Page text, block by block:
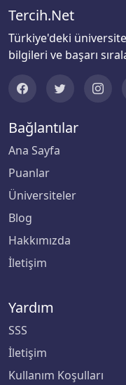
Biruni
Bitlis Eren
Boğaziçi
Bolu Abant İzzet
Burdur Mehmet
Bursa Teknik
Bursa Uludağ
Çağ Üniversitesi
Çanakkale
Çankırı
Tercih.Net
Türkiye'deki
bilgileri ve başarı
Bağlantılar
Ana Sayfa
Puanlar
Üniversiteler
Blog
Hakkımızda
İletişim
Yardım
SSS
İletişim
Kullanım Koşulları